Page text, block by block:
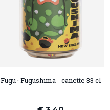
Fugu · Fugushima - canette 33 cl